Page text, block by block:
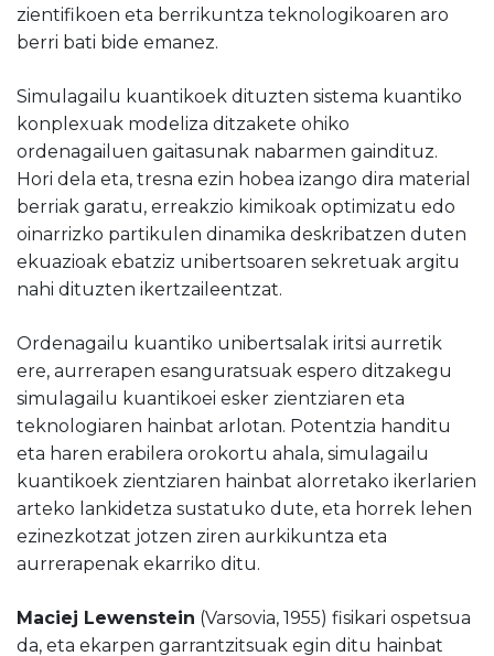
zientifikoen eta berrikuntza teknologikoaren aro
berri bati bide emanez.
Simulagailu kuantikoek dituzten sistema kuantiko
konplexuak modeliza ditzakete ohiko
ordenagailuen gaitasunak nabarmen gaindituz.
Hori dela eta, tresna ezin hobea izango dira material
berriak garatu, erreakzio kimikoak optimizatu edo
oinarrizko partikulen dinamika deskribatzen duten
ekuazioak ebatziz unibertsoaren sekretuak argitu
nahi dituzten ikertzaileentzat.
Ordenagailu kuantiko unibertsalak iritsi aurretik
ere, aurrerapen esanguratsuak espero ditzakegu
simulagailu kuantikoei esker zientziaren eta
teknologiaren hainbat arlotan. Potentzia handitu
eta haren erabilera orokortu ahala, simulagailu
kuantikoek zientziaren hainbat alorretako ikerlarien
arteko lankidetza sustatuko dute, eta horrek lehen
ezinezkotzat jotzen ziren aurkikuntza eta
aurrerapenak ekarriko ditu.
Maciej Lewenstein (Varsovia, 1955) fisikari ospetsua
da, eta ekarpen garrantzitsuak egin ditu hainbat